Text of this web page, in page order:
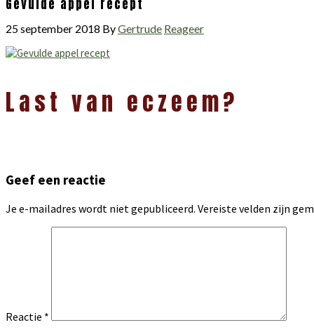
Gevulde appel recept
25 september 2018 ByGertrude Reageer
Interacties
Last van eczeem?
Geef een reactie
Je e-mailadres wordt niet gepubliceerd. Vereiste velden zijn
Reactie *